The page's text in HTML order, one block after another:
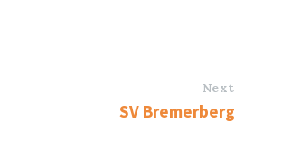
Next
SV Bremerberg